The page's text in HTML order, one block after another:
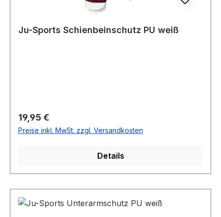
Ju-Sports Schienbeinschutz PU weiß
Regulärer Preis:
19,95 €
Preise inkl. MwSt. zzgl. Versandkosten
Details